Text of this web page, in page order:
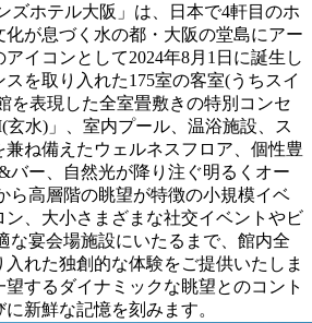
ズホテル大阪」は、日本で4軒目のホ
が息づく水の都・大阪の堂島にアー
イコンとして2024年8月1日に誕生し
を取り入れた175室の客室(うちスイ
を表現した全室畳敷きの特別コンセ
玄水)」、室内プール、温浴施設、ス
ね備えたウェルネスフロア、個性豊
バー、自然光が降り注ぐ明るくオー
ら高層階の眺望が特徴の小規模イベ
ン、大小さまざまな社交イベントやビ
な宴会場施設にいたるまで、館内全
れた独創的な体験をご提供いたしま
するダイナミックな眺望とのコント
新鮮な記憶を刻みます。